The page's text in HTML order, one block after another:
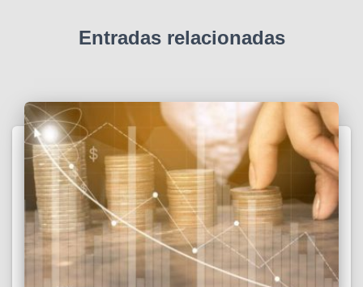
Entradas relacionadas